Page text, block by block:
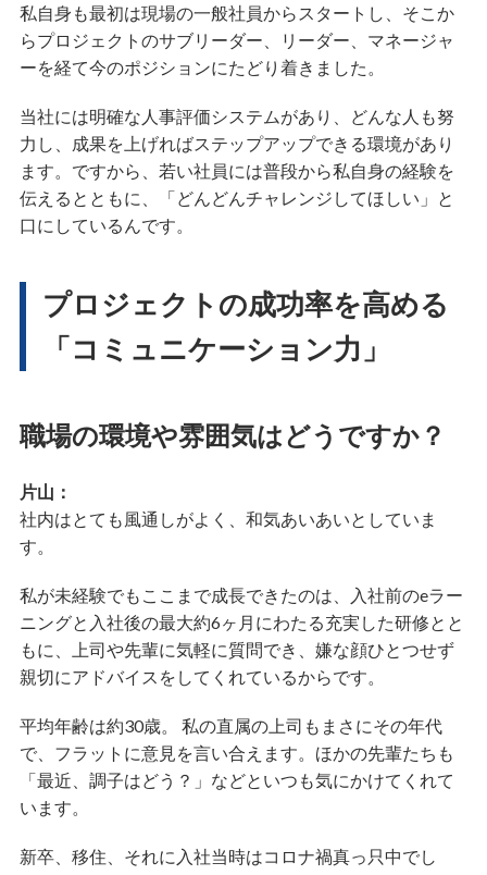
私自身も最初は現場の一般社員からスタートし、そこか
らプロジェクトのサブリーダー、リーダー、マネージャ
ーを経て今のポジションにたどり着きました。
当社には明確な人事評価システムがあり、どんな人も努
力し、成果を上げればステップアップできる環境があり
ます。ですから、若い社員には普段から私自身の経験を
伝えるとともに、「どんどんチャレンジしてほしい」と
口にしているんです。
プロジェクトの成功率を高める
「コミュニケーション力」
職場の環境や雰囲気はどうですか？
片山：
社内はとても風通しがよく、和気あいあいとしていま
す。
私が未経験でもここまで成長できたのは、入社前のeラー
ニングと入社後の最大約6ヶ月にわたる充実した研修とと
もに、上司や先輩に気軽に質問でき、嫌な顔ひとつせず
親切にアドバイスをしてくれているからです。
平均年齢は約30歳。 私の直属の上司もまさにその年代
で、フラットに意見を言い合えます。ほかの先輩たちも
「最近、調子はどう？」などといつも気にかけてくれて
います。
新卒、移住、それに入社当時はコロナ禍真っ只中でし